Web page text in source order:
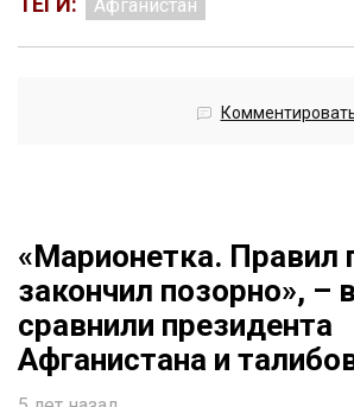
Афганистан
«Марионетка. Правил
закончил позорно», –
сравнили президента
Афганистана и